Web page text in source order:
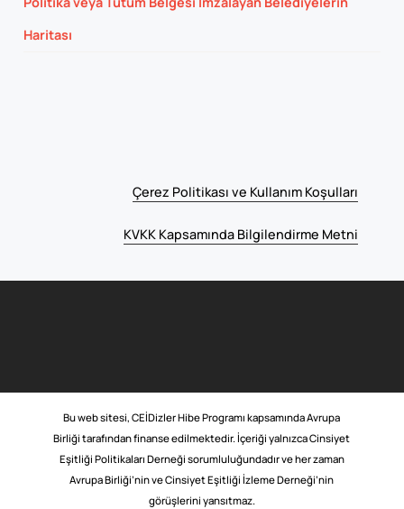
Haritası
Çerez Politikası ve Kullanım Koşulları
KVKK Kapsamında Bilgilendirme Metni
Bu web sitesi, CEİDizler Hibe Programı kapsamında Avrupa
Birliği tarafından finanse edilmektedir. İçeriği yalnızca Cinsiyet
Eşitliği Politikaları Derneği sorumluluğundadır ve her zaman
Avrupa Birliği’nin ve Cinsiyet Eşitliği İzleme Derneği’nin
görüşlerini yansıtmaz.